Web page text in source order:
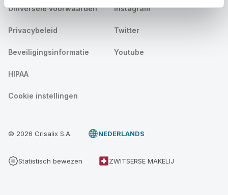
Universele voorwaarden
Privacybeleid
Beveiligingsinformatie
HIPAA
Cookie instellingen
Instagram
Twitter
Youtube
© 2026 Crisalix S.A. NEDERLANDS
Statistisch bewezen ZWITSERSE MAKELIJ